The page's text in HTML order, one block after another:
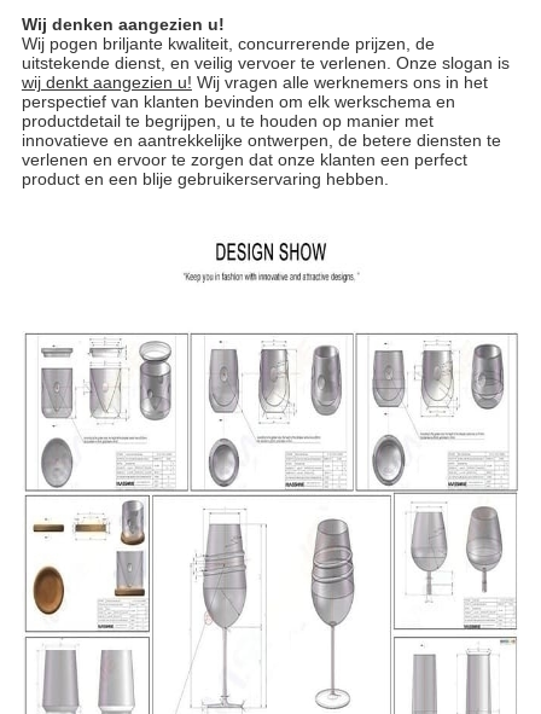
Wij denken aangezien u!
Wij pogen briljante kwaliteit, concurrerende prijzen, de
uitstekende dienst, en veilig vervoer te verlenen. Onze slogan is
wij denkt aangezien u! Wij vragen alle werknemers ons in het
perspectief van klanten bevinden om elk werkschema en
productdetail te begrijpen, u te houden op manier met
innovatieve en aantrekkelijke ontwerpen, de betere diensten te
verlenen en ervoor te zorgen dat onze klanten een perfect
product en een blije gebruikerservaring hebben.